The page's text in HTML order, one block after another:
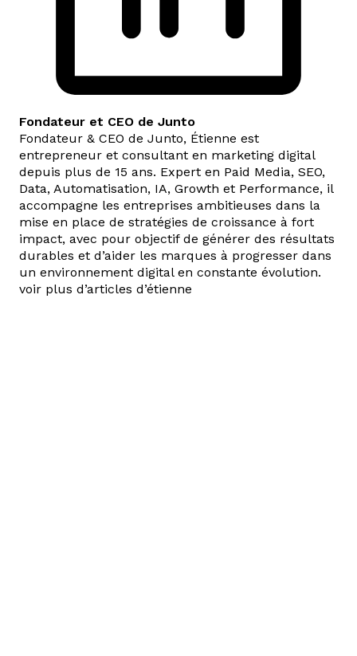
Fondateur et CEO de Junto
Fondateur & CEO de Junto, Étienne est
entrepreneur et consultant en marketing digital
depuis plus de 15 ans. Expert en Paid Media, SEO,
Data, Automatisation, IA, Growth et Performance, il
accompagne les entreprises ambitieuses dans la
mise en place de stratégies de croissance à fort
impact, avec pour objectif de générer des résultats
durables et d’aider les marques à progresser dans
un environnement digital en constante évolution.
voir plus d’articles d’étienne